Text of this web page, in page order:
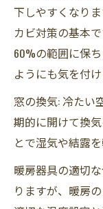
下しやすくなり
カビ対策の基本
60%の範囲に保
ようにも気を付け
窓の換気: 冷たい
期的に開けて換
とで湿気や結露
暖房器具の適切
りますが、暖房